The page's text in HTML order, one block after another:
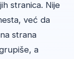
stranica. Nije
već da
strana
a